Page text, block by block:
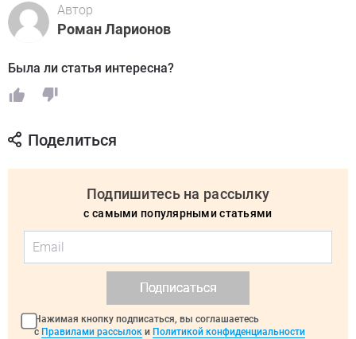
Автор
Роман Ларионов
Была ли статья интересна?
Поделиться
Подпишитесь на рассылку
с самыми популярными статьями
Подписаться
Нажимая кнопку подписаться, вы соглашаетесь
с Правилами рассылок и Политикой конфиденциальности